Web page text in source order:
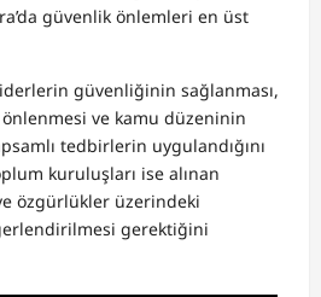
güvenlik önlemleri en üst
güvenliğinin sağlanması,
önlenmesi ve kamu düzeninin
tedbirlerin uygulandığını
kuruluşları ise alınan
özgürlükler üzerindeki
gerektiğini